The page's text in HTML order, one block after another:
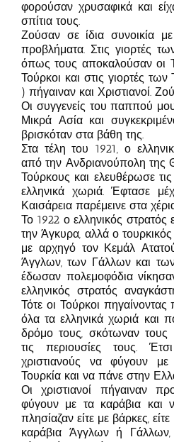
φορούσαν χρυσαφικά και
σπίτια τους.
Ζούσαν σε ίδια συνοικία
προβλήματα. Στις γιορτές
όπως τους αποκαλούσαν οι
Τούρκοι και στις γιορτές
) πήγαιναν και Χριστιανοί.
Οι συγγενείς του παππού
Μικρά Ασία και
βρισκόταν στα βάθη της.
Στα τέλη του 1921, ο
από την Ανδριανούπολη της
Τούρκους και ελευθέρωσε τις
ελληνικά χωριά. Έφτασε
Καισάρεια παρέμεινε στα
Το 1922 ο ελληνικός στρατός
την Άγκυρα, αλλά ο
με αρχηγό τον Κεμάλ
Άγγλων, των Γάλλων και των
έδωσαν πολεμοφόδια
ελληνικός στρατός
Τότε οι Τούρκοι
όλα τα ελληνικά χωριά και
δρόμο τους, σκότωναν τους
τις περιουσίες τους.
χριστιανούς να φύγουν
Τουρκία και να πάνε στην
Οι χριστιανοί πήγαιναν
φύγουν με τα καράβια
πλησίαζαν είτε με βάρκες,
καράβια Άγγλων ή Γάλλων,